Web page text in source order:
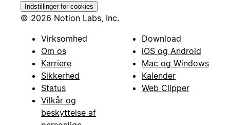
Indstillinger for cookies
© 2026 Notion Labs, Inc.
Virksomhed
Om os
Karriere
Sikkerhed
Status
Vilkår og
beskyttelse af
Download
iOS og Android
Mac og Windows
Kalender
Web Clipper